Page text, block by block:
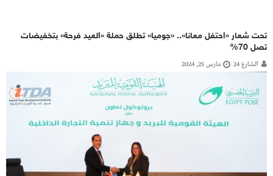
تحت شعار «احتفل معانا».. «جوميا» تطلق حملة «العيد فرحة» بتخفيضات
تصل 70%
الشارع 24 مارس 25, 2024